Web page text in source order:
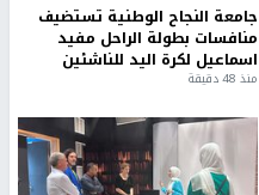
جامعة النجاح الوطنية تستضيف
منافسات بطولة الراحل مفيد
اسماعيل لكرة اليد للناشئين
منذ 48 دقيقة